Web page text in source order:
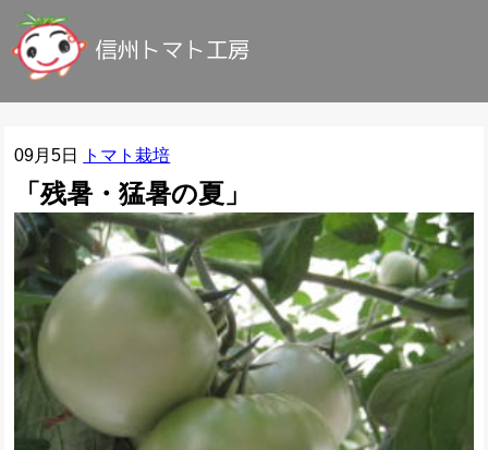
09月5日 トマト栽培
「残暑・猛暑の夏」